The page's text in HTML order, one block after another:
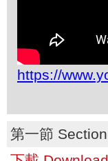
https://
第一節